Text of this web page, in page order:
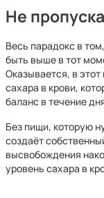
Не
Весь парадокс в
быть выше в тот
Оказывается, в
сахара в крови,
баланс в течение
Без пищи, которую
создаёт
высвобождения
уровень сахара в